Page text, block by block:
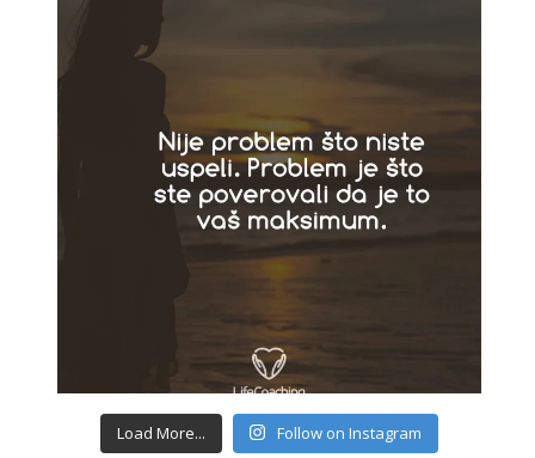
Load More... Follow on Instagram